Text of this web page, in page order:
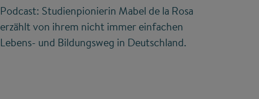
Podcast: Studienpionierin Mabel de la Rosa
erzählt von ihrem nicht immer einfachen
Lebens- und Bildungsweg in Deutschland.